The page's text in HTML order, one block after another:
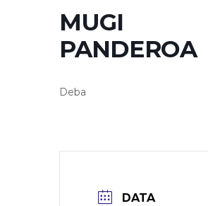
MUGI
PANDEROA
Deba
DATA